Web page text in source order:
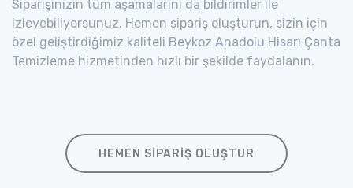
Siparişinizin tüm aşamalarını da bildirimler ile
izleyebiliyorsunuz. Hemen sipariş oluşturun, sizin için
özel geliştirdiğimiz kaliteli Beykoz Anadolu Hisarı Çanta
Temizleme hizmetinden hızlı bir şekilde faydalanın.
HEMEN SIPARIŞ OLUŞTUR